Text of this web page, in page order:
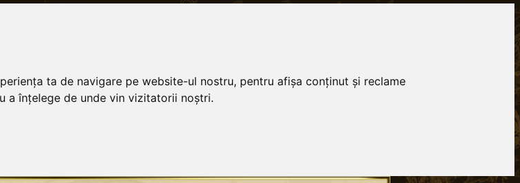
ta de navigare pe website-ul nostru, pentru afișa conținut și reclame
a înțelege de unde vin vizitatorii noștri.